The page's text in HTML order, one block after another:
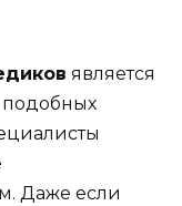
является
подобных
Даже если